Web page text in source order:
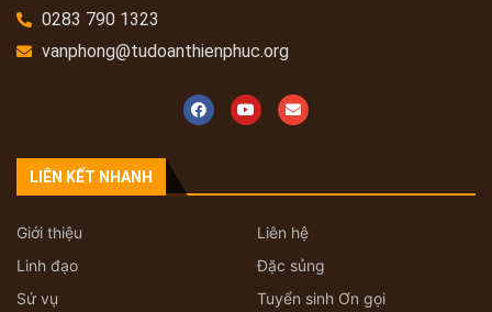
0283 790 1323
vanphong@tudoanthienphuc.org
LIÊN KẾT NHANH
Giới thiệu
Liên hệ
Linh đạo
Đặc sủng
Sứ vụ
Tuyển sinh Ơn gọi